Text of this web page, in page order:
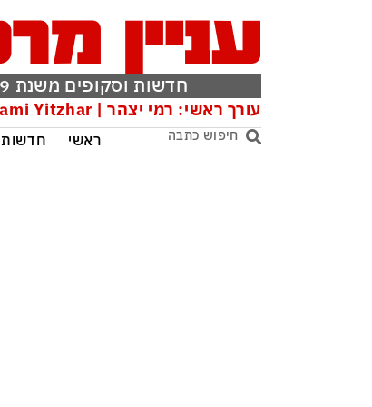
חדשות וסקופים משנת 1999
עורך ראשי: רמי יצהר | Rami Yitzhar
ראשי חדשות